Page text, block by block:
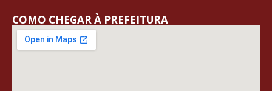
COMO CHEGAR À PREFEITURA